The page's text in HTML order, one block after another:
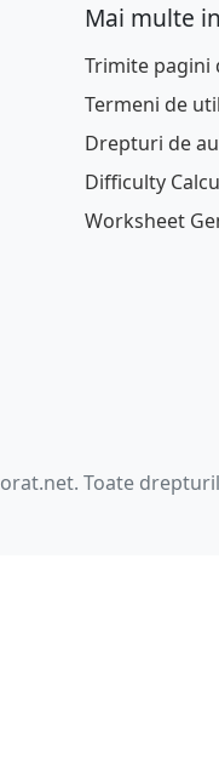
Mai multe
Trimite pagini
Termeni de
Drepturi de
Difficulty
Worksheet
Toate